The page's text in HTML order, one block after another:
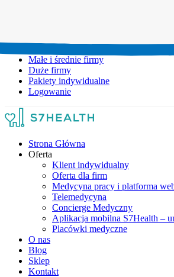
Małe i średnie firmy
Duże firmy
Pakiety indywidualne
Logowanie
Strona Główna
Oferta
Klient indywidualny
Oferta dla firm
Medycyna pracy i platforma
Telemedycyna
Concierge Medyczny
Aplikacja mobilna S7Health –
Placówki medyczne
O nas
Blog
Sklep
Kontakt